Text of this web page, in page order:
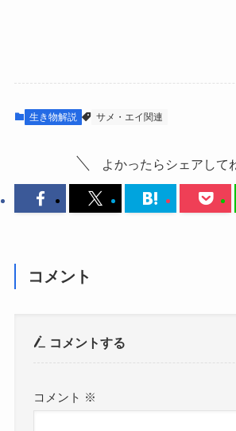
生き物解説 サメ・エイ関連
よかったらシェアして
コメント
コメントする
コメント ※